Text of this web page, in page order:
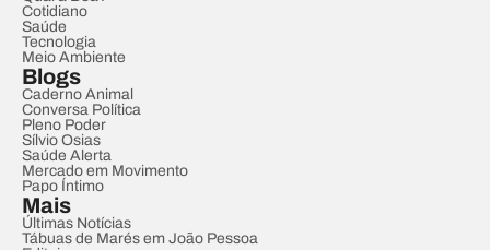
Cotidiano
Saúde
Tecnologia
Meio Ambiente
Blogs
Caderno Animal
Conversa Política
Pleno Poder
Sílvio Osias
Saúde Alerta
Mercado em Movimento
Papo Íntimo
Mais
Últimas Notícias
Tábuas de Marés em João Pessoa